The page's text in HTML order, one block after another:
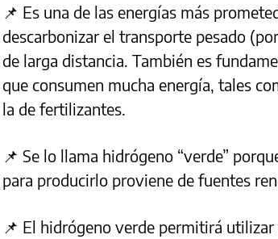
📌 Es una de las energías más
descarbonizar el transporte pesado
de larga distancia. También es
que consumen mucha energía, tales
la de fertilizantes.
📌 Se lo llama hidrógeno “verde”
para producirlo proviene de fuentes
📌 El hidrógeno verde permitirá